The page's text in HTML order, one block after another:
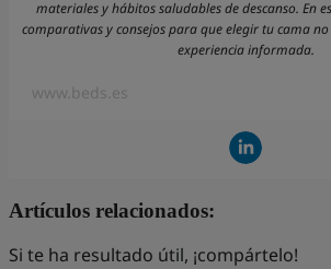
materiales y hábitos saludables de descanso. En
comparativas y consejos para que elegir tu cama
experiencia informada.
www.beds.es
Artículos relacionados:
Si te ha resultado útil, ¡compártelo!